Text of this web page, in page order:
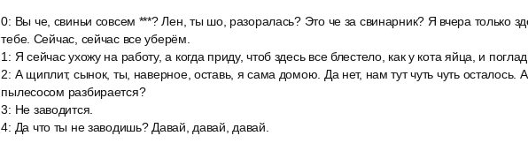
0: Вы че, свиньи совсем ***? Лен, ты шо, разоралась? Это че за свинарник? Я вчера только
тебе. Сейчас, сейчас все уберём.
1 : Я сейчас ухожу на работу, а когда приду, чтоб здесь все блестело, как у кота яйца, и
2: А щиплит, сынок, ты, наверное, оставь, я сама домою. Да нет, нам тут чуть чуть осталось.
пылесосом разбирается?
3: Не заводится.
4: Да что ты не заводишь? Давай, давай, давай.